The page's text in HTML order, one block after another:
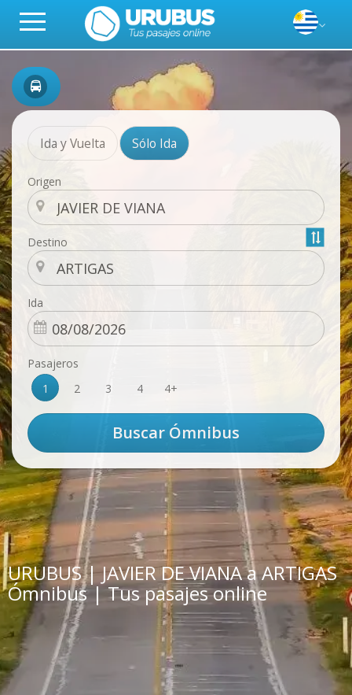
Ida y Vuelta Sólo Ida
Origen
Destino
Ida
Pasajeros
1
2 3 4 4+
URUBUS | JAVIER DE VIANA a ARTIGAS
Ómnibus | Tus pasajes online